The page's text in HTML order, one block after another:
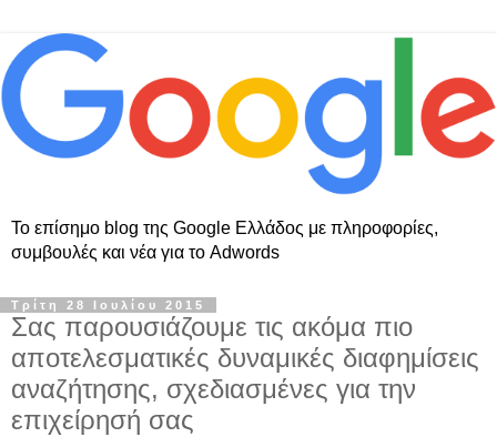
Το επίσημο blog της Google Ελλάδος με πληροφορίες,
συμβουλές και νέα για το Adwords
Τρίτη 28 Ιουλίου 2015
Σας παρουσιάζουμε τις ακόμα πιο
αποτελεσματικές δυναμικές διαφημίσεις
αναζήτησης, σχεδιασμένες για την
επιχείρησή σας